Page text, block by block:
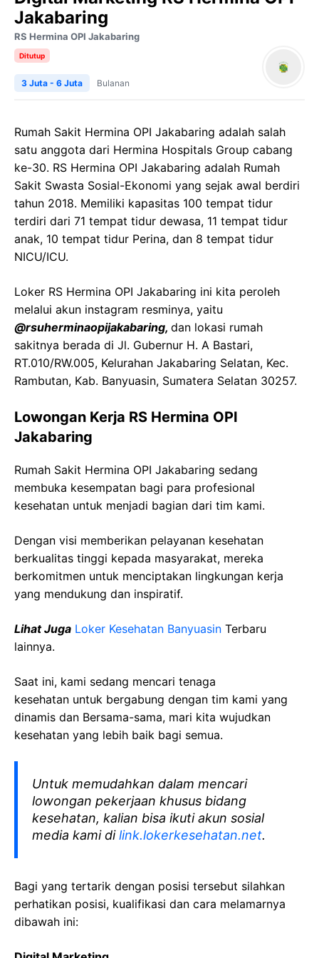
Jakabaring
RS Hermina OPI Jakabaring
Ditutup
3 Juta - 6 Juta Bulanan
Rumah Sakit Hermina OPI Jakabaring adalah salah
satu anggota dari Hermina Hospitals Group cabang
ke-30. RS Hermina OPI Jakabaring adalah Rumah
Sakit Swasta Sosial-Ekonomi yang sejak awal berdiri
tahun 2018. Memiliki kapasitas 100 tempat tidur
terdiri dari 71 tempat tidur dewasa, 11 tempat tidur
anak, 10 tempat tidur Perina, dan 8 tempat tidur
NICU/ICU.
Loker RS Hermina OPI Jakabaring ini kita peroleh
melalui akun instagram resminya, yaitu
@rsuherminaopijakabaring, dan lokasi rumah
sakitnya berada di Jl. Gubernur H. A Bastari,
RT.010/RW.005, Kelurahan Jakabaring Selatan, Kec.
Rambutan, Kab. Banyuasin, Sumatera Selatan 30257.
Lowongan Kerja RS Hermina OPI
Jakabaring
Rumah Sakit Hermina OPI Jakabaring sedang
membuka kesempatan bagi para profesional
kesehatan untuk menjadi bagian dari tim kami.
Dengan visi memberikan pelayanan kesehatan
berkualitas tinggi kepada masyarakat, mereka
berkomitmen untuk menciptakan lingkungan kerja
yang mendukung dan inspiratif.
Lihat Juga Loker Kesehatan Banyuasin Terbaru
lainnya.
Saat ini, kami sedang mencari tenaga
kesehatan untuk bergabung dengan tim kami yang
dinamis dan Bersama-sama, mari kita wujudkan
kesehatan yang lebih baik bagi semua.
Untuk memudahkan dalam mencari
lowongan pekerjaan khusus bidang
kesehatan, kalian bisa ikuti akun sosial
media kami dilink.lokerkesehatan.net.
Bagi yang tertarik dengan posisi tersebut silahkan
perhatikan posisi, kualifikasi dan cara melamarnya
dibawah ini: